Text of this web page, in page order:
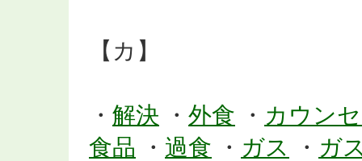
【カ】
・ 解決 ・ 外食 ・ カウン
食品 ・ 過食 ・ ガス ・ ガ